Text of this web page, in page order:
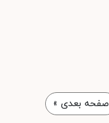
صفحه بعدی »